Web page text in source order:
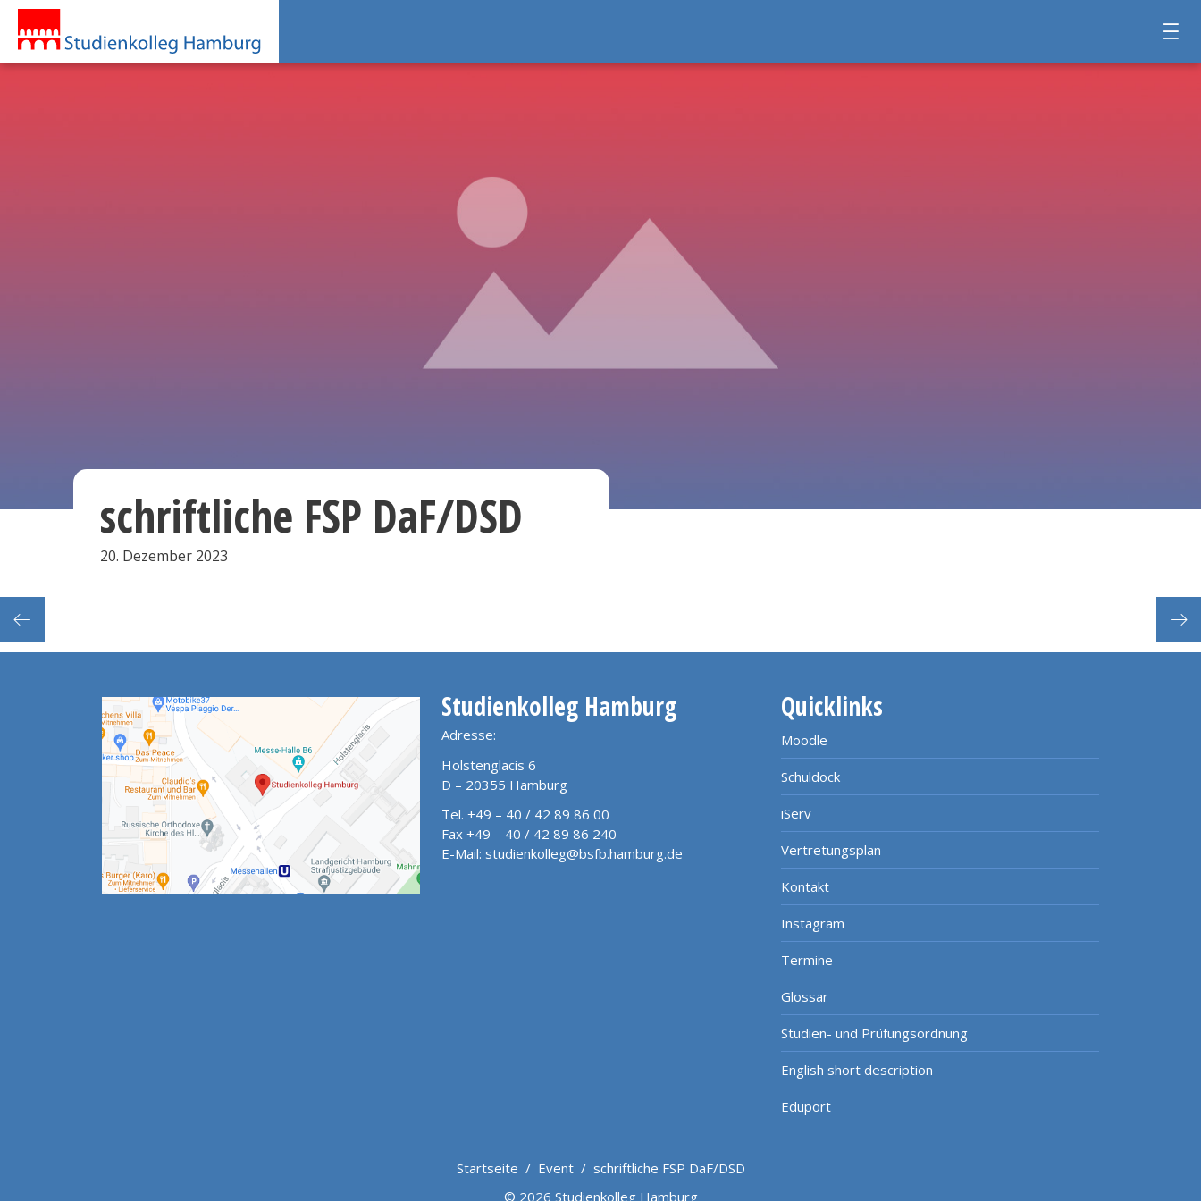
Frist: Abgabe der Kurswechselanträge aus 1. Sem. (bei Le)
schriftliche FSP DaF/DSD
20. Dezember 2023
Studienkolleg Hamburg
Adresse:
Holstenglacis 6
D – 20355 Hamburg
Tel. +49 – 40 / 42 89 86 00
Fax +49 – 40 / 42 89 86 240
E-Mail: studienkolleg@bsfb.hamburg.de
Quicklinks
Moodle
Schuldock
iServ
Vertretungsplan
Kontakt
Instagram
Termine
Glossar
Studien- und Prüfungsordnung
English short description
Eduport
Startseite / Event/ schriftliche FSP DaF/DSD
© 2026 Studienkolleg Hamburg